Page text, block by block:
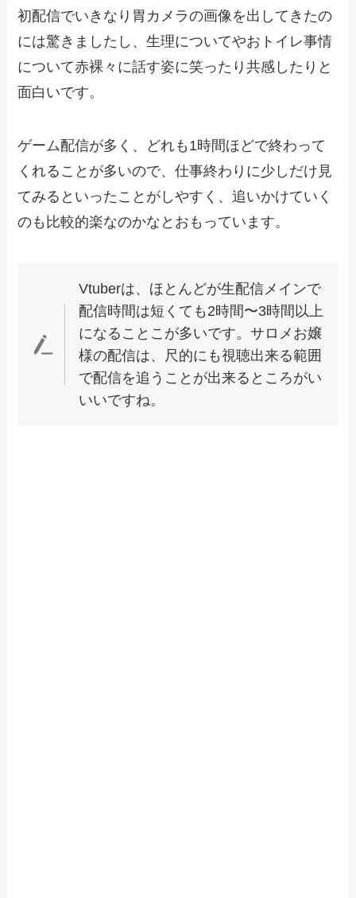
初配信でいきなり胃カメラの画像を出してきたの
には驚きましたし、生理についてやおトイレ事情
について赤裸々に話す姿に笑ったり共感したりと
面白いです。
ゲーム配信が多く、どれも1時間ほどで終わって
くれることが多いので、仕事終わりに少しだけ見
てみるといったことがしやすく、追いかけていく
のも比較的楽なのかなとおもっています。
Vtuberは、ほとんどが生配信メインで
配信時間は短くても2時間〜3時間以上
になることこが多いです。サロメお嬢
様の配信は、尺的にも視聴出来る範囲
で配信を追うことが出来るところがい
いいですね。